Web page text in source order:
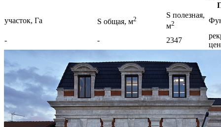
участок, Га
S общая, м2
S полезная,
м2
- - 2347